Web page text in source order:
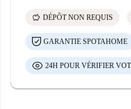
savings DÉPÔT NON REQUIS
GARANTIE SPOTAHOME
24H POUR VÉRIFIER